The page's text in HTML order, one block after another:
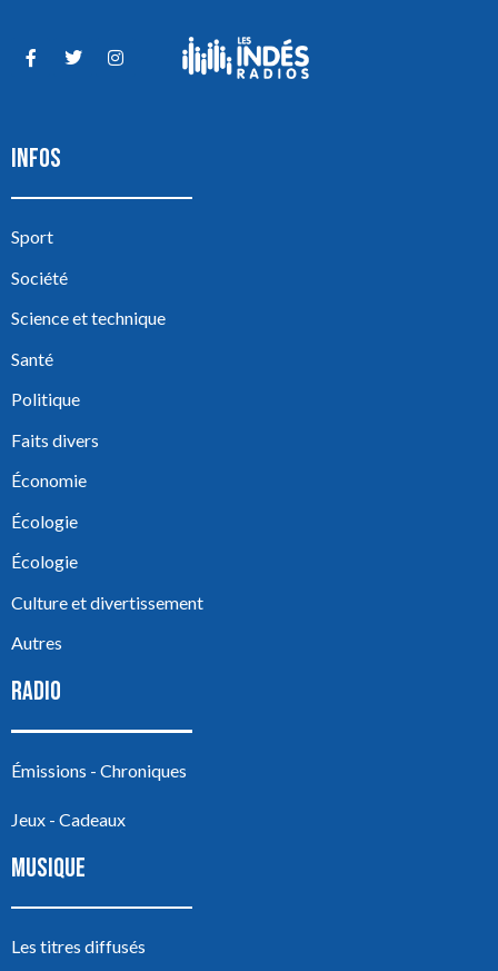
INFOS
Sport
Société
Science et technique
Santé
Politique
Faits divers
Économie
Écologie
Écologie
Culture et divertissement
Autres
RADIO
Émissions - Chroniques
Jeux - Cadeaux
MUSIQUE
Les titres diffusés